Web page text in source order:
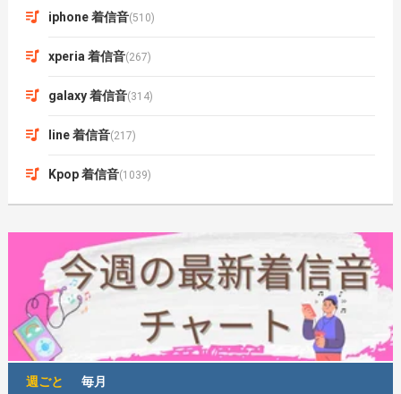
iphone 着信音(510)
xperia 着信音(267)
galaxy 着信音(314)
line 着信音(217)
Kpop 着信音(1039)
週ごと 毎月